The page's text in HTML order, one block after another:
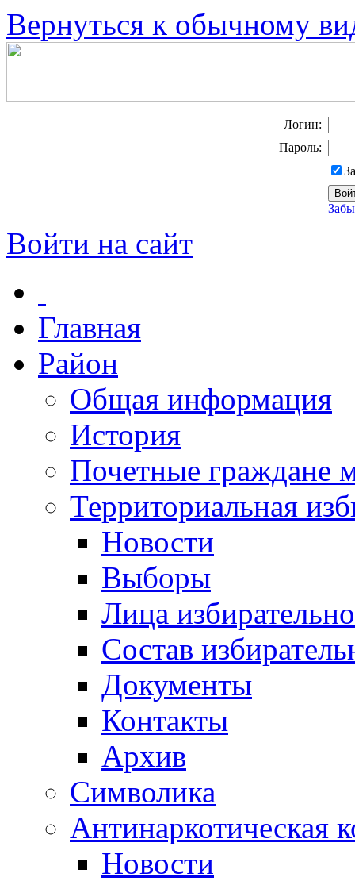
Вернуться к обычному
Логин:
Пароль:
Войти на сайт
Главная
Район
Общая информация
История
Почетные граждане
Территориальная
Новости
Выборы
Лица
Состав
Документы
Контакты
Архив
Символика
Антинаркотическая
Новости